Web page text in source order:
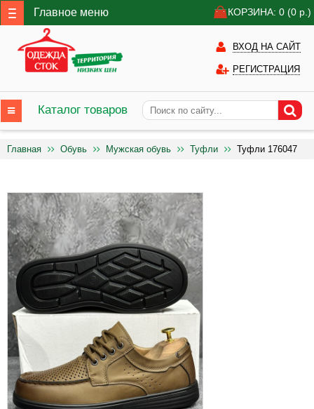
Главное меню КОРЗИНА: 0 (0 р.)
ВХОД НА САЙТ
РЕГИСТРАЦИЯ
Каталог товаров
Главная Обувь Мужская обувь Туфли Туфли 176047